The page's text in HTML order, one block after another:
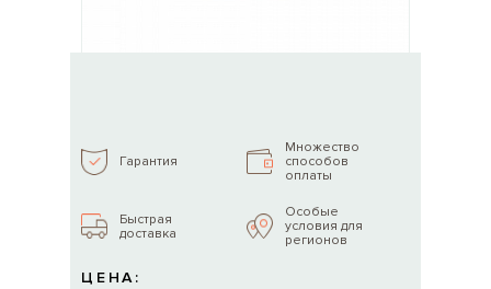
Гарантия
Множество
способов
оплаты
Быстрая
доставка
Особые
условия для
регионов
ЦЕНА: